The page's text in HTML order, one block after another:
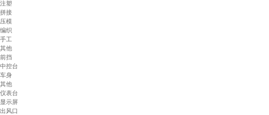
注塑
拼接
压模
编织
手工
其他
前挡
中控台
车身
其他
仪表台
显示屏
出风口